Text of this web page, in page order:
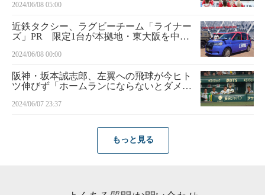
2024/06/08 05:00
近鉄タクシー、ラグビーチーム「ライナー
ズ」PR 限定1台が本拠地・東大阪を中心
2024/06/08 00:00
阪神・坂本誠志郎、左翼への飛球が今ヒト
ツ伸びず「ホームランにならないとダメで
2024/06/07 23:37
もっと見る